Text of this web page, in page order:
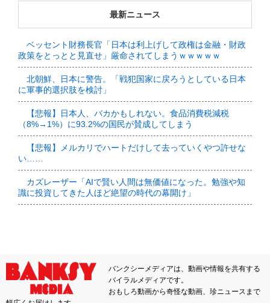
最新ニュース
ベッセント財務長官「日本は利上げして政権は金融・財政
政策をとっとと見直せ」厳命されてしまうｗｗｗｗｗ
北朝鮮、日本に警告。「戦犯国家に戻ろうとしている日本
に軍事的選択肢を検討」
【悲報】日本人、バカかもしれない。食品消費税減税
（8%→1%）に93.2%の国民が賛成してしまう
【悲報】メルカリでハートだけして去っていくやつ許せな
い……
カズレーザー「AIで賢い人間は無価値になった。勉強や知
識に投資してきた人ほど絶望の時代の幕開け」
バンクシーメディアは、動画や情報を共有する
バイラルメディアです。
おもしろ動画から奇怪な動画、珍ニュースまで